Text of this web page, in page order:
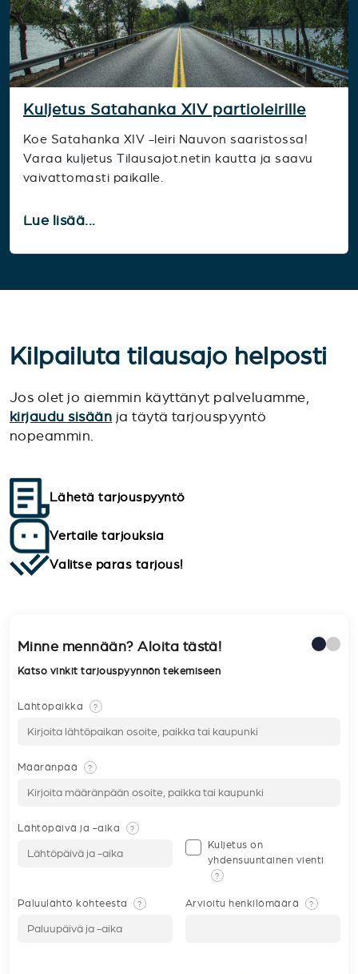
Kuljetus Satahanka XIV partioleirille
Koe Satahanka XIV -leiri Nauvon saaristossa!
Varaa kuljetus Tilausajot.netin kautta ja saavu
vaivattomasti paikalle.
Lue lisää...
Kilpailuta tilausajo helposti
Jos olet jo aiemmin käyttänyt palveluamme,
kirjaudu sisään ja täytä tarjouspyyntö
nopeammin.
Lähetä tarjouspyyntö
Vertaile tarjouksia
Valitse paras tarjous!
Minne mennään? Aloita tästä!
Katso vinkit tarjouspyynnön tekemiseen
Lähtöpaikka ?
Määränpää ?
Lähtöpäivä ja -aika ?
Kuljetus on
yhdensuuntainen vienti
?
Paluulähtö kohteesta ? Arvioitu henkilömäärä ?